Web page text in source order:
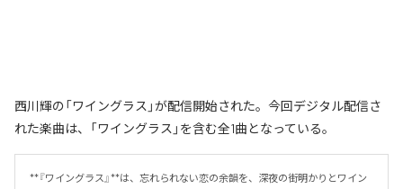
西川輝の「ワイングラス」が配信開始された。今回デジタル配信さ
れた楽曲は、「ワイングラス」を含む全1曲となっている。
**『ワイングラス』**は、忘れられない恋の余韻を、深夜の街明かりとワイン